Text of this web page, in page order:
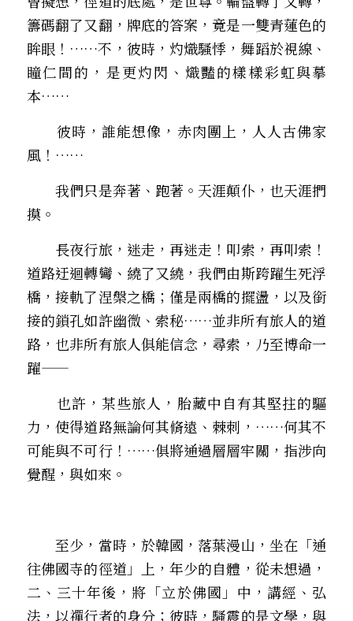
籌碼翻了又翻，牌底的答案，竟是一雙青蓮色的
眸眼！……不，彼時，灼熾騷悸，舞蹈於視線、
瞳仁間的，是更灼閃、熾豔的樣樣彩虹與摹
本……
彼時，誰能想像，赤肉團上，人人古佛家
風！……
我們只是奔著、跑著。天涯顛仆，也天涯捫
摸。
長夜行旅，迷走，再迷走！叩索，再叩索！
道路迂迴轉彎、繞了又繞，我們由斯跨躍生死浮
橋，接軌了涅槃之橋；僅是兩橋的擺盪，以及銜
接的鎖孔如許幽微、索秘……並非所有旅人的道
路，也非所有旅人俱能信念，尋索，乃至博命一
躍——
也許，某些旅人，胎藏中自有其堅拄的驅
力，使得道路無論何其脩遠、棘刺，……何其不
可能與不可行！……俱將通過層層牢關，指涉向
覺醒，與如來。
至少，當時，於韓國，落葉漫山，坐在「通
往佛國寺的徑道」上，年少的自體，從未想過，
二、三十年後，將「立於佛國」中，講經、弘
法，以禪行者的身分；彼時，騷震的是文學，與